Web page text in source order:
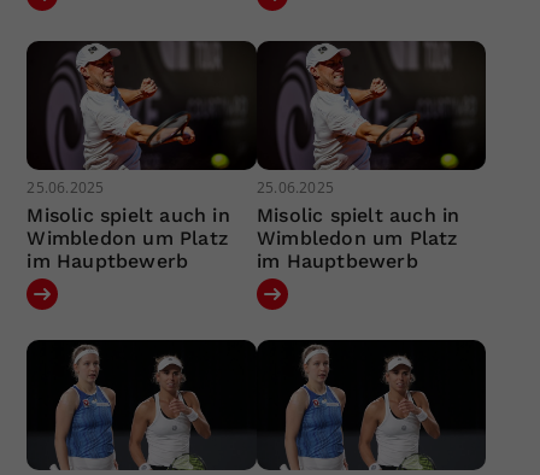
25.06.2025
Misolic spielt auch in
Wimbledon um Platz
im Hauptbewerb
25.06.2025
Misolic spielt auch in
Wimbledon um Platz
im Hauptbewerb